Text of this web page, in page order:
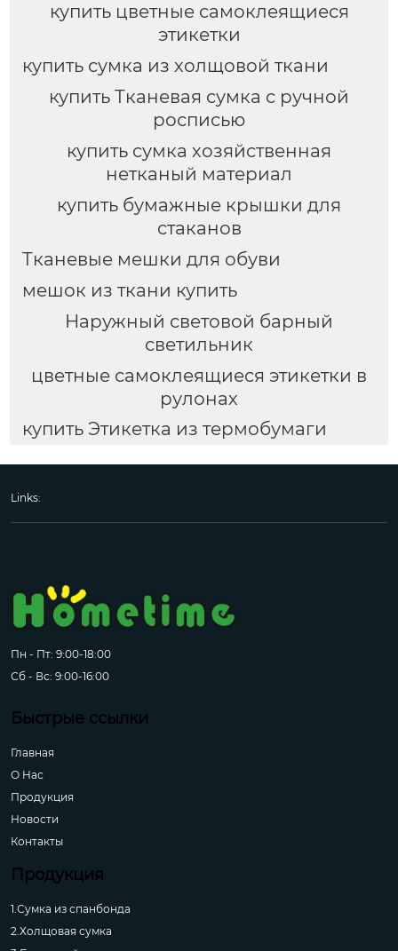
купить цветные самоклеящиеся
этикетки
купить сумка из холщовой ткани
купить Тканевая сумка с ручной
росписью
купить сумка хозяйственная
нетканый материал
купить бумажные крышки для
стаканов
Тканевые мешки для обуви
мешок из ткани купить
Наружный световой барный
светильник
цветные самоклеящиеся этикетки в
рулонах
купить Этикетка из термобумаги
Links:
Пн - Пт: 9:00-18:00
Сб - Вс: 9:00-16:00
Быстрые ссылки
Главная
О Hас
Продукция
Новости
Контакты
Продукция
1.Сумка из спанбонда
2.Холщовая сумка